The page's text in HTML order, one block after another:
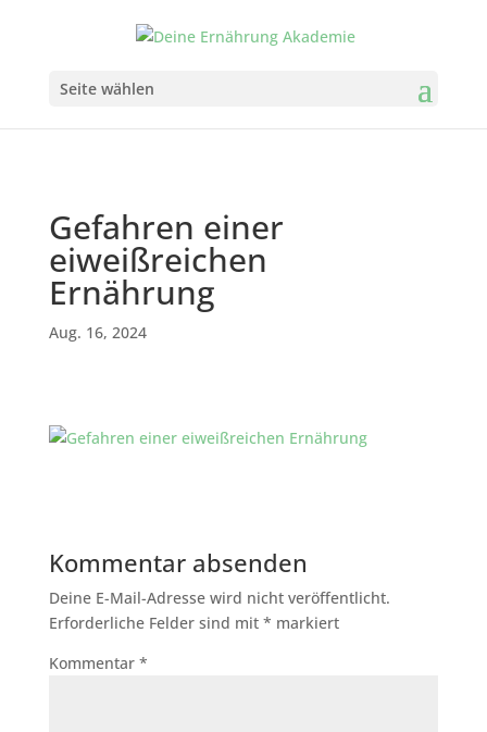
Seite wählen
Gefahren einer
eiweißreichen
Ernährung
Aug. 16, 2024
Kommentar absenden
Deine E-Mail-Adresse wird nicht veröffentlicht.
Erforderliche Felder sind mit * markiert
Kommentar *